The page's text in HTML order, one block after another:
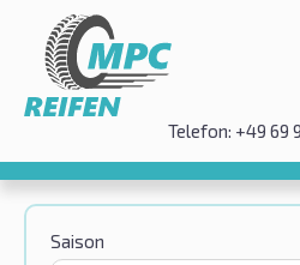
Telefon: +49 69
Saison